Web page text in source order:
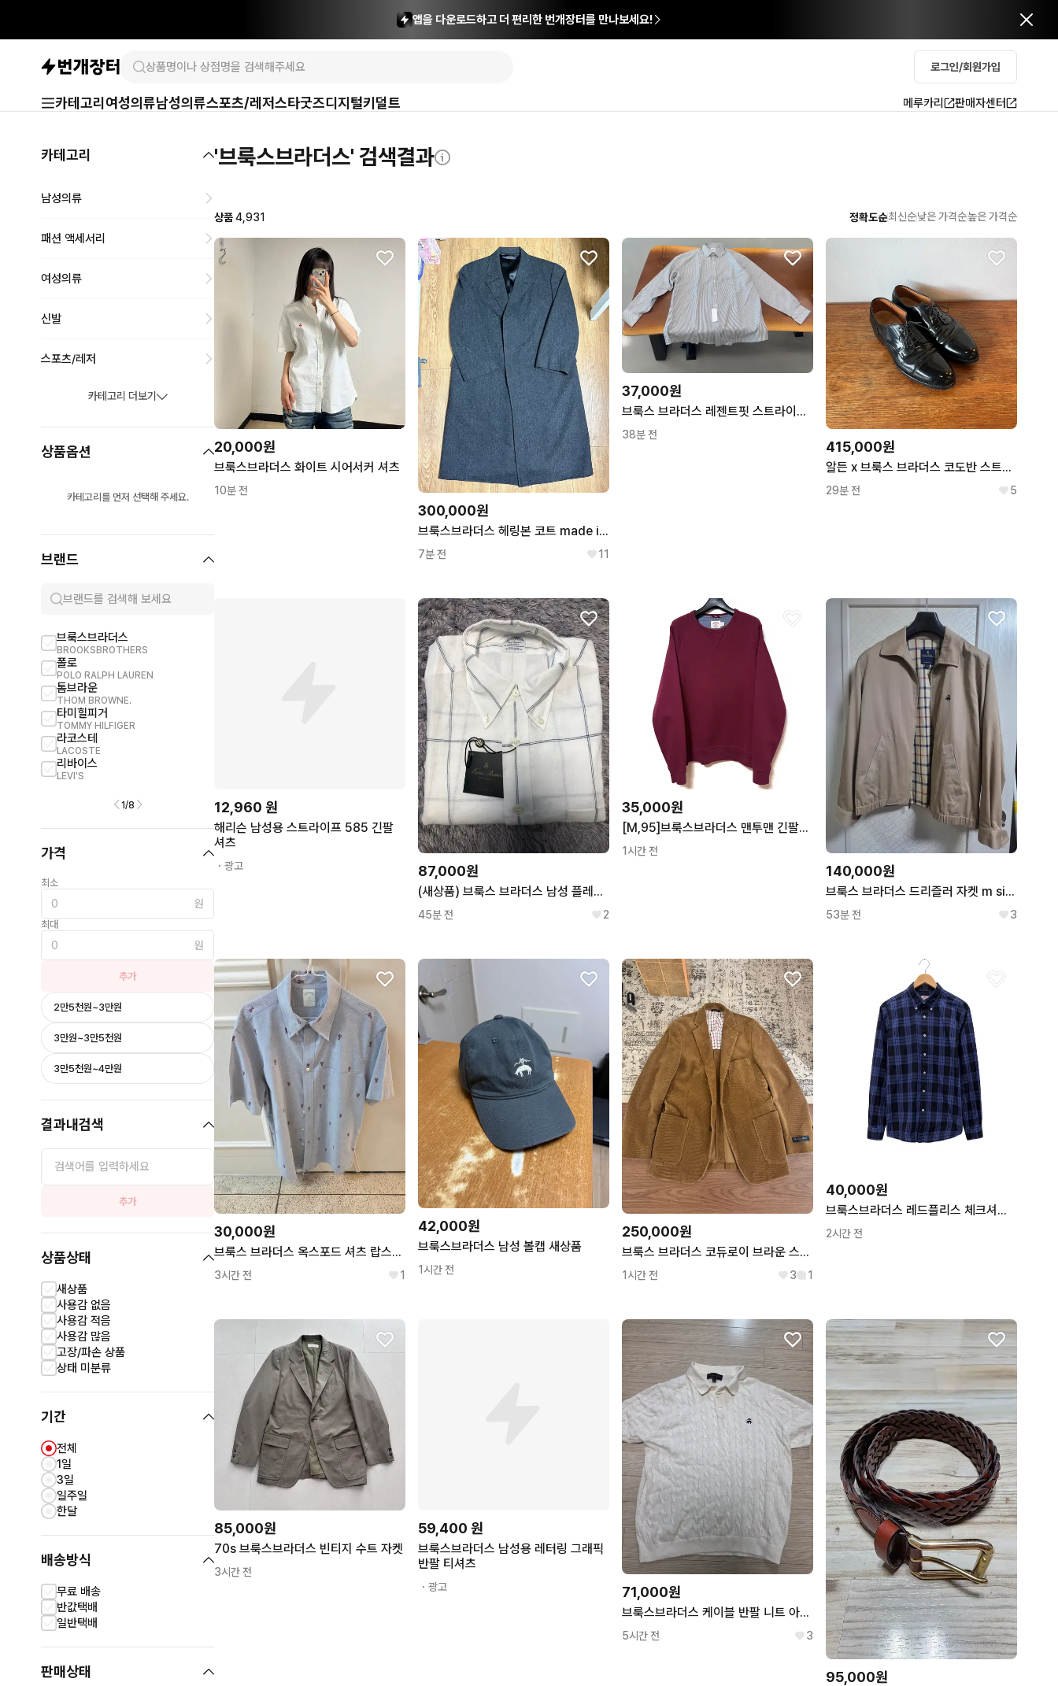
앱을 다운로드하고 더 편리한 번개장터를 만나보세요!
로그인/회원가입
카테고리 여성의류남성의류스포츠/레저스타굿즈디지털키덜트 메루카리 판매자센터
카테고리
남성의류
패션 액세서리
여성의류
신발
스포츠/레저
카테고리 더보기
상품옵션
카테고리를 먼저 선택해 주세요.
브랜드
브룩스브라더스
BROOKSBROTHERS
폴로
POLO RALPH LAUREN
톰브라운
THOM BROWNE.
타미힐피거
TOMMY HILFIGER
라코스테
LACOSTE
리바이스
LEVI'S
아페쎄
A.P.C.
버버리
BURBERRY
폴스미스
PAUL SMITH
빈폴
BEANPOLE
프레드페리
FRED PERRY
아디다스
ADIDAS
커버낫
COVERNAT
유니클로
UNIQLO
챔피온
CHAMPION
시스템
SYSTEM
아베크롬비
ABECROMBIE & FITCH
마시모두띠
MASSIMO DUTTI
럭키슈에뜨
LUCKY CHOUETTE
DAKS
헤지스
HAZZYS
피엘라벤
FJALLRAVEN
로로피아나
LORO PIANA
잔스포츠
JANSPORT
던스트
DUNST
디키즈
DICKIES
시리즈
SERIES
헨리코튼
HENRY COTTON'S
일꼬르소
ILCORSO
윌슨
WILSON
1/8
가격
최소
원
최대
원
추가
2만5천원~3만원
3만원~3만5천원
3만5천원~4만원
결과내검색
추가
상품상태
새상품
사용감 없음
사용감 적음
사용감 많음
고장/파손 상품
상태 미분류
기간
전체
1일
3일
일주일
한달
배송방식
무료 배송
반값택배
일반택배
판매상태
'브룩스브라더스' 검색결과
상품4,931 정확도순최신순낮은 가격순높은 가격순
20,000원
브룩스브라더스 화이트 시어서커 셔츠
10분 전
300,000원
브룩스브라더스 헤링본 코트 made in usa
7분 전 11
37,000원
브룩스 브라더스 레젠트핏 스트라이프 셔츠 국내 기준 대략 105 ~ 110
38분 전
415,000원
알든 x 브룩스 브라더스 코도반 스트레이트 팁 캡토 더비 2161 ( ~265)
29분 전 5
12,960 원
해리슨 남성용 스트라이프 585 긴팔
셔츠
・광고 87,000원
(새상품) 브룩스 브라더스 남성 플레이드 리넨셔츠
45분 전 2
35,000원
[M,95]브룩스브라더스 맨투맨 긴팔티 스웻셔츠 버건디
1시간 전
140,000원
브룩스 브라더스 드리즐러 자켓 m size
53분 전 3
30,000원
브룩스 브라더스 옥스포드 셔츠 랍스터 패턴 블루 L
3시간 전 1
42,000원
브룩스브라더스 남성 볼캡 새상품
1시간 전
250,000원
브룩스 브라더스 코듀로이 브라운 스포츠 자켓
1시간 전 3 1
40,000원
브룩스브라더스 레드플리스 체크셔츠 블루&네이비 (L)
2시간 전
85,000원
70s 브룩스브라더스 빈티지 수트 자켓
3시간 전
59,400 원
브룩스브라더스 남성용 레터링 그래픽
반팔 티셔츠
・광고 71,000원
브룩스브라더스 케이블 반팔 니트 아이보리 L
5시간 전 3
95,000원